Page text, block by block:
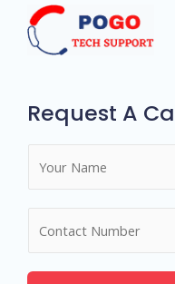
Request A
*